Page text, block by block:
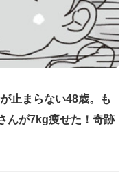
止まらない48歳。も
んが7kg痩せた！奇跡